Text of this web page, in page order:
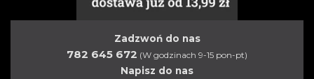
Zadzwoń do nas
782 645 672 (W godzinach 9-15 pon-pt)
Napisz do nas